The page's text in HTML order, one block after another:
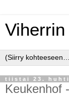
Viherrin
tiistai 23.
Keukenhof